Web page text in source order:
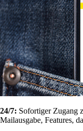
24/7: Sofortiger Zugang
Mailausgabe, Features,